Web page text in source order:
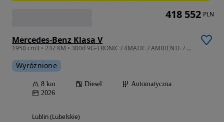
Mercedes-Benz Klasa V
1950 cm3 • 237 KM • 300d 9G-TRONIC / 4MATIC / AMBIENTE / STOLIK / AMG Line / Kamera
Wyróżnione
8 km Diesel
Automatyczna
2026
Lublin (Lubelskie)
418 552 PLN